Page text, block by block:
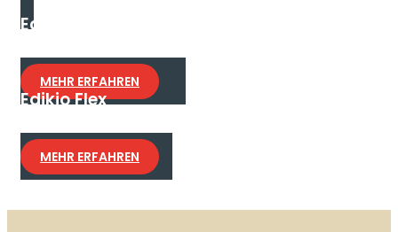
Edikio Access
Präsentationsetiketten.
MEHR ERFAHREN
Edikio Flex
oder Langformat.
MEHR ERFAHREN